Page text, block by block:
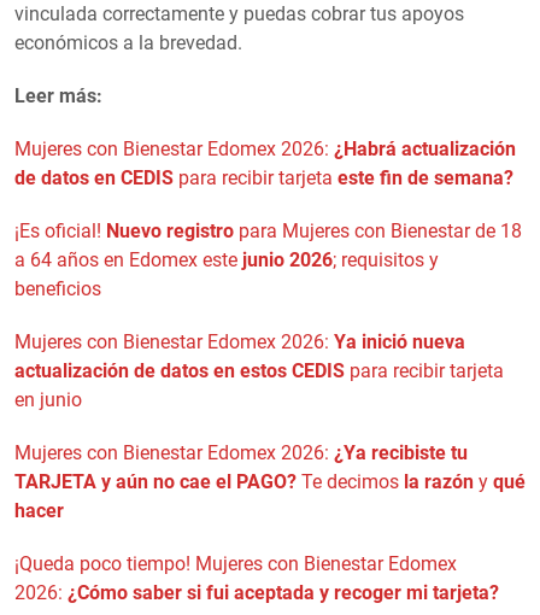
vinculada correctamente y puedas cobrar tus apoyos
económicos a la brevedad.
Leer más:
Mujeres con Bienestar Edomex 2026: ¿Habrá actualización
de datos en CEDIS para recibir tarjeta este fin de semana?
¡Es oficial! Nuevo registro para Mujeres con Bienestar de 18
a 64 años en Edomex este junio 2026; requisitos y
beneficios
Mujeres con Bienestar Edomex 2026: Ya inició nueva
actualización de datos en estos CEDIS para recibir tarjeta
en junio
Mujeres con Bienestar Edomex 2026: ¿Ya recibiste tu
TARJETA y aún no cae el PAGO? Te decimos la razón y qué
hacer
¡Queda poco tiempo! Mujeres con Bienestar Edomex
2026: ¿Cómo saber si fui aceptada y recoger mi tarjeta?